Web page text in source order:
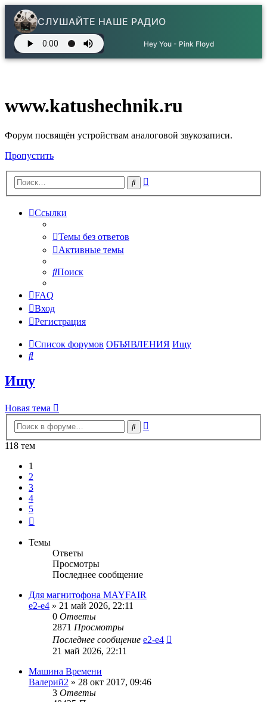
СЛУШАЙТЕ НАШЕ РАДИО
Hey You - Pink Floyd
www.katushechnik.ru
Форум посвящён устройствам аналоговой звукозаписи.
Пропустить
Поиск
Ссылки
Темы без ответов
Активные темы
Поиск
FAQ
Вход
Регистрация
Список форумов ОБЪЯВЛЕНИЯ Ищу
Поиск
Ищу
Новая тема
Поиск
118 тем
1
2
3
4
5
Темы
Ответы
Просмотры
Последнее сообщение
Для магнитофона MAYFAIR
e2-e4 » 21 май 2026, 22:11
0 Ответы
2871 Просмотры
Последнее сообщение e2-e4
21 май 2026, 22:11
Машина Времени
Валерий2 » 28 окт 2017, 09:46
3 Ответы